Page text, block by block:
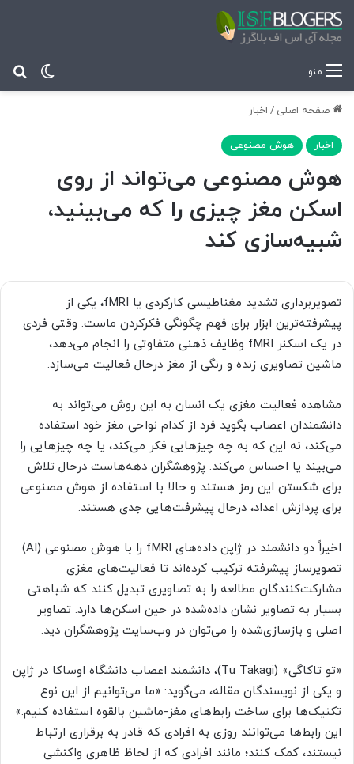
منو
صفحه اصلی / اخبار
اخبار هوش مصنوعی
هوش مصنوعی می‌تواند از روی
اسکن مغز چیزی را که می‌بینید،
شبیه‌سازی کند
تصویربرداری تشدید مغناطیسی کارکردی یا fMRI، یکی از
پیشرفته‌ترین ابزار برای فهم چگونگی فکرکردن ماست. وقتی فردی
در یک اسکنر fMRI وظایف ذهنی متفاوتی را انجام می‌دهد،
ماشین تصاویری زنده و رنگی از مغز درحال فعالیت می‌سازد.
مشاهده فعالیت مغزی یک انسان به این روش می‌تواند به
دانشمندان اعصاب بگوید فرد از کدام نواحی مغز خود استفاده
می‌کند، نه این که به چه چیزهایی فکر می‌کند، یا چه چیزهایی را
می‌بیند یا احساس می‌کند. پژوهشگران دهه‌هاست درحال تلاش
برای شکستن این رمز هستند و حالا با استفاده از هوش مصنوعی
برای پردازش اعداد، درحال پیشرفت‌هایی جدی هستند.
اخیراً دو دانشمند در ژاپن داده‌های fMRI را با هوش مصنوعی (AI)
تصویرساز پیشرفته ترکیب کرده‌اند تا فعالیت‌های مغزی
مشارکت‌کنندگان مطالعه را به تصاویری تبدیل کنند که شباهتی
بسیار به تصاویر نشان داده‌شده در حین اسکن‌ها دارد. تصاویر
اصلی و بازسازی‌شده را می‌توان در وب‌سایت پژوهشگران دید.
«تو تاکاگی» (Tu Takagi)، دانشمند اعصاب دانشگاه اوساکا در ژاپن
و یکی از نویسندگان مقاله، می‌گوید: «ما می‌توانیم از این نوع
تکنیک‌ها برای ساخت رابط‌های مغز-ماشین بالقوه استفاده کنیم.»
این رابط‌ها می‌توانند روزی به افرادی که قادر به برقراری ارتباط
نیستند، کمک کنند؛ مانند افرادی که از لحاظ ظاهری واکنشی